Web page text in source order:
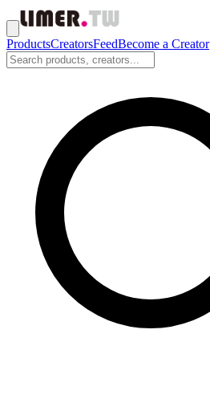
ProductsCreatorsFeedBecome a Creator